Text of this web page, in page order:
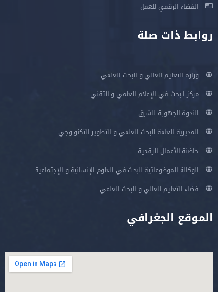
الفضاء الرقمي للعمل
روابط ذات صلة
وزارة التعليم العالي و البحث العلمي
مركز البحث في الإعلام العلمي و التقني
الندوة الجهوية للشرق
المديرية العامة للبحث العلمي و التطوير التكنولوجي
حاضنة الأعمال الرقمية
الوكالة الموضوعاتية للبحث في العلوم الإنسانية و الإجتماعية
فضاء التعليم العالي و البحث العلمي
الموقع الجغرافي